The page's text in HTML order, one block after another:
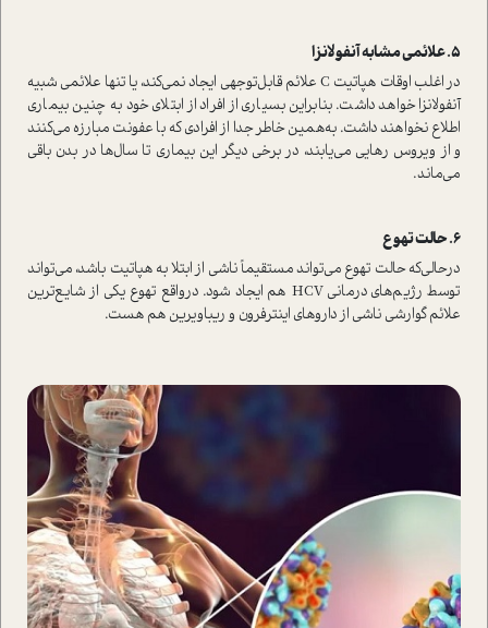
در اغلب اوقات هپاتیت C علائم قابل‌توجهی ایجاد نمی‌کند، یا تنها علائمی شبیه
آنفولانزا خواهد داشت. بنابراین بسیاری از افراد از ابتلای خود به چنین بیماری
اطلاع نخواهند داشت. به‌همین خاطر جدا از افرادی که با عفونت مبارزه می‌کنند
و از ویروس رهایی می‌یابند، در برخی دیگر این بیماری تا سال‌ها در بدن باقی
می‌ماند.
در‌حالی‌که حالت تهوع می‌تواند مستقیماً ناشی از ابتلا به هپاتیت باشد، می‌تواند
توسط رژیم‌های درمانی HCV هم ایجاد شود. در‌واقع تهوع یکی از شایع‌ترین
علائم گوارشی ناشی از داروهای اینترفرون و ریباویرین هم هست.